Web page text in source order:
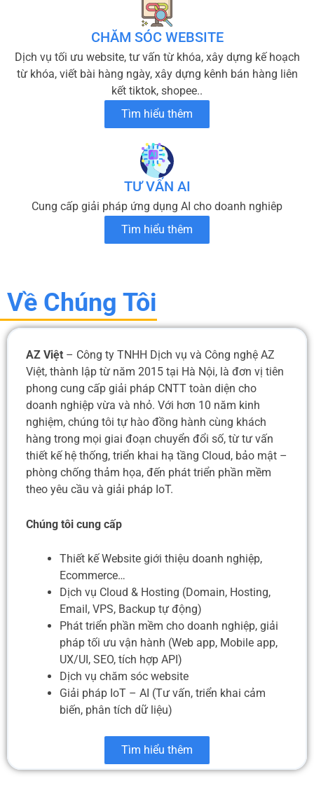
CHĂM SÓC WEBSITE
Dịch vụ tối ưu website, tư vấn từ khóa, xây dựng kế hoạch
từ khóa, viết bài hàng ngày, xây dựng kênh bán hàng liên
kết tiktok, shopee..
Tìm hiểu thêm
TƯ VẤN AI
Cung cấp giải pháp ứng dụng AI cho doanh nghiêp
Tìm hiểu thêm
Về Chúng Tôi
AZ Việt – Công ty TNHH Dịch vụ và Công nghệ AZ
Việt, thành lập từ năm 2015 tại Hà Nội, là đơn vị tiên
phong cung cấp giải pháp CNTT toàn diện cho
doanh nghiệp vừa và nhỏ. Với hơn 10 năm kinh
nghiệm, chúng tôi tự hào đồng hành cùng khách
hàng trong mọi giai đoạn chuyển đổi số, từ tư vấn
thiết kế hệ thống, triển khai hạ tầng Cloud, bảo mật –
phòng chống thảm họa, đến phát triển phần mềm
theo yêu cầu và giải pháp IoT.
Chúng tôi cung cấp
Thiết kế Website giới thiệu doanh nghiệp,
Ecommerce…
Dịch vụ Cloud & Hosting (Domain, Hosting,
Email, VPS, Backup tự động)
Phát triển phần mềm cho doanh nghiệp, giải
pháp tối ưu vận hành (Web app, Mobile app,
UX/UI, SEO, tích hợp API)
Dịch vụ chăm sóc website
Giải pháp IoT – AI (Tư vấn, triển khai cảm
biến, phân tích dữ liệu)
Tìm hiểu thêm